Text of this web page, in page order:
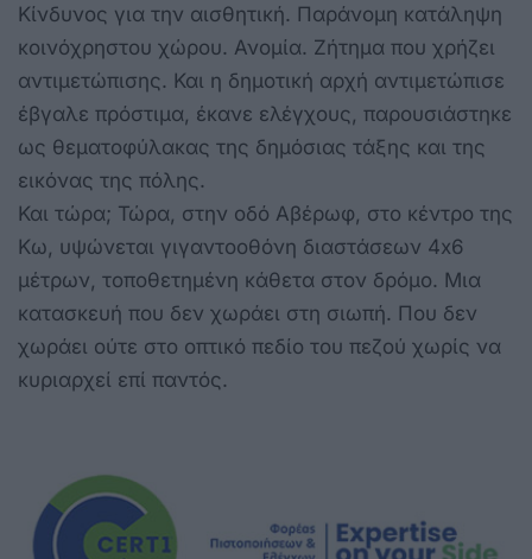
Κίνδυνος για την αισθητική. Παράνομη κατάληψη
κοινόχρηστου χώρου. Ανομία. Ζήτημα που χρήζει
αντιμετώπισης. Και η δημοτική αρχή αντιμετώπισε
έβγαλε πρόστιμα, έκανε ελέγχους, παρουσιάστηκε
ως θεματοφύλακας της δημόσιας τάξης και της
εικόνας της πόλης.
Και τώρα; Τώρα, στην οδό Αβέρωφ, στο κέντρο της
Κω, υψώνεται γιγαντοοθόνη διαστάσεων 4x6
μέτρων, τοποθετημένη κάθετα στον δρόμο. Μια
κατασκευή που δεν χωράει στη σιωπή. Που δεν
χωράει ούτε στο οπτικό πεδίο του πεζού χωρίς να
κυριαρχεί επί παντός.